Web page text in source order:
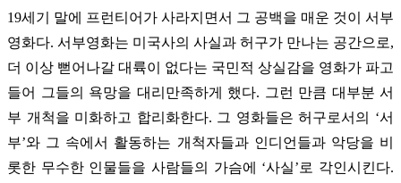
19세기 말에 프런티어가 사라지면서 그 공백을 매운 것이 서부
영화다. 서부영화는 미국사의 사실과 허구가 만나는 공간으로,
더 이상 뻗어나갈 대륙이 없다는 국민적 상실감을 영화가 파고
들어 그들의 욕망을 대리만족하게 했다. 그런 만큼 대부분 서
부 개척을 미화하고 합리화한다. 그 영화들은 허구로서의 ‘서
부’와 그 속에서 활동하는 개척자들과 인디언들과 악당을 비
롯한 무수한 인물들을 사람들의 가슴에 ‘사실’로 각인시킨다.